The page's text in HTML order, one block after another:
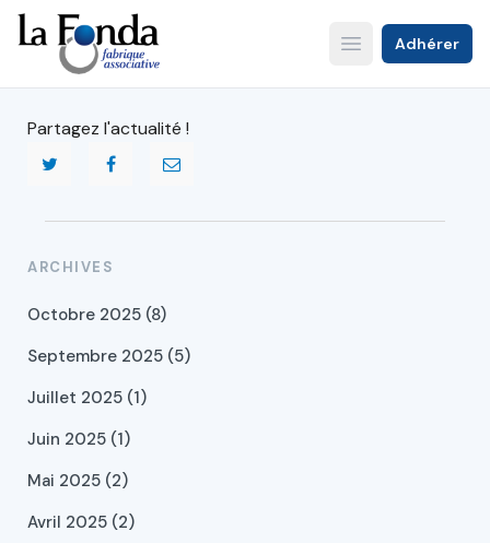
Aller
au
contenu
principal
Open main menu
Adhérer
Partagez l'actualité !
ARCHIVES
Octobre 2025 (8)
Septembre 2025 (5)
Juillet 2025 (1)
Juin 2025 (1)
Mai 2025 (2)
Avril 2025 (2)